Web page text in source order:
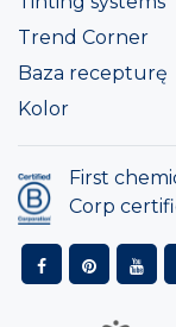
Trend Corner
Baza recepturę
Kolor
First
Corp